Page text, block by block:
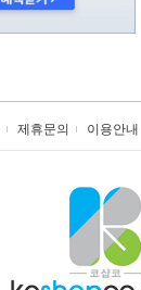
제휴문의 이용안내